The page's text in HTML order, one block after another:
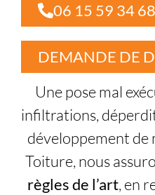
06 15 59 34 68
DEMANDE DE
Une pose mal
infiltrations,
développement de
Toiture, nous
règles de l’art, en